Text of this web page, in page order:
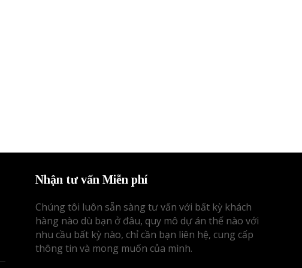
Nhận tư vấn Miễn phí
Chúng tôi luôn sẵn sàng tư vấn với bất kỳ khách
hàng nào dù bạn ở đâu, quy mô dự án thế nào với
nhu cầu bất kỳ nào, chỉ cần bạn liên hệ, cung cấp
thông tin và mong muốn của mình.